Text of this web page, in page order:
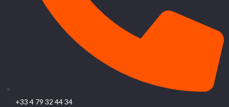
+33 4 79 32 44 34